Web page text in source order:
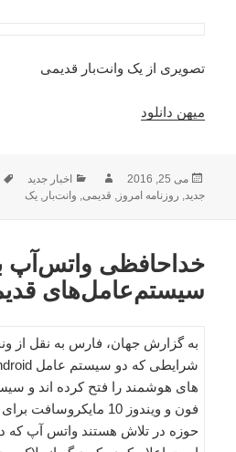
تصویری از یک وانت‌بار قدیمی
میهن دانلود
ارسال
شده
می 25, 2016 نویسندهدسته‌ها
اخبار جدید
جدید
روزنامه امروز قدیمی وانت‌بار ,یک
خداحافظی واتس‌آپ
سیستم‌عامل‌های
به گزارش جهان، فارس به نقل از
های هوشمند را فتح کرده اند و
فون و ویندوز 10
حوزه در تلاش هستند واتس آپ که